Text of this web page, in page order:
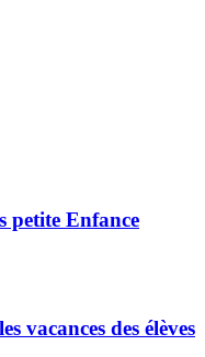
petite Enfance
vacances des élèves